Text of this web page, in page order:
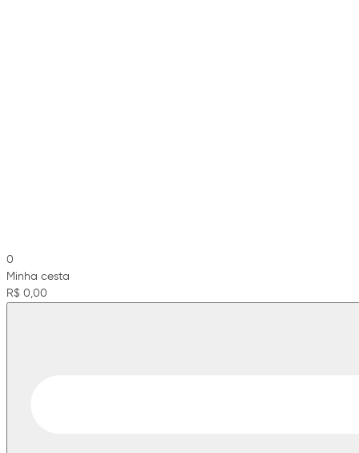
0
Minha cesta
R$ 0,00